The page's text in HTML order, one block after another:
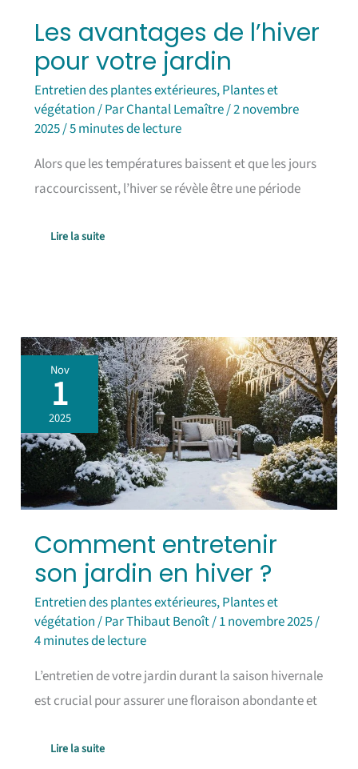
Les avantages de l’hiver
pour votre jardin
Entretien des plantes extérieures,Plantes et
végétation/ ParChantal Lemaître/2 novembre
2025/5 minutes de lecture
Alors que les températures baissent et que les jours
raccourcissent, l’hiver se révèle être une période
Lire la suite
Nov
1
2025
Comment entretenir
son jardin en hiver ?
Entretien des plantes extérieures,Plantes et
végétation/ ParThibaut Benoît/1 novembre 2025/
4 minutes de lecture
L’entretien de votre jardin durant la saison hivernale
est crucial pour assurer une floraison abondante et
Comment
entretenir
son
jardin
en
hiver
?
Lire la suite